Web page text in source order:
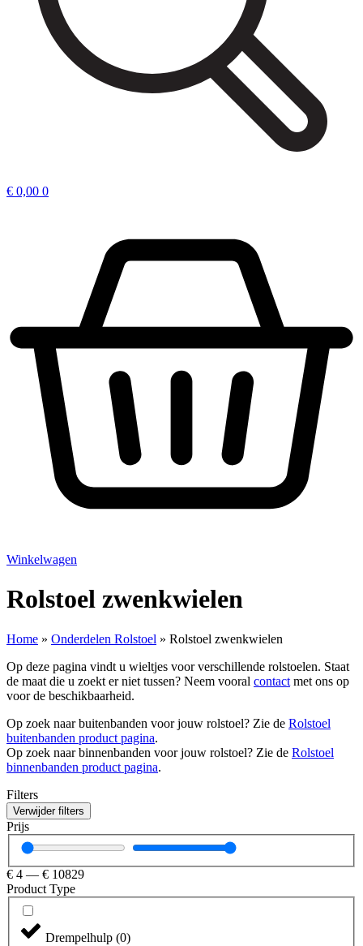
€ 0,00 0
Winkelwagen
Rolstoel zwenkwielen
Home » Onderdelen Rolstoel » Rolstoel zwenkwielen
Op deze pagina vindt u wieltjes voor verschillende rolstoelen. Staat
de maat die u zoekt er niet tussen? Neem vooral contact met ons op
voor de beschikbaarheid.
Op zoek naar buitenbanden voor jouw rolstoel? Zie de Rolstoel
buitenbanden product pagina.
Op zoek naar binnenbanden voor jouw rolstoel? Zie de Rolstoel
binnenbanden product pagina.
Filters
Verwijder filters
Prijs
€ 4 — € 10829
Product Type
Drempelhulp (0)